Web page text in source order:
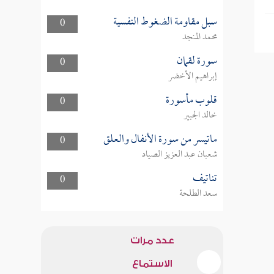
0 سبل مقاومة الضغوط النفسية
محمد المنجد
0
سورة لقمان
إبراهيم الأخضر
0
قلوب مأسورة
خالد الجبير
0
ماتيسر من سورة الأنفال والعلق
شعبان عبد العزيز الصياد
0
تناتيف
سعد الطلحة
عدد مرات
الاستماع